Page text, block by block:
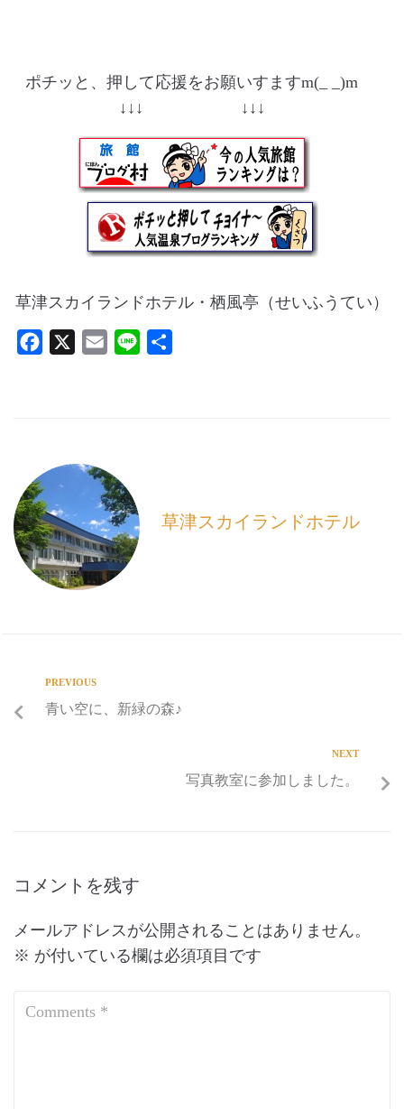
ポチッと、押して応援をお願いすますm(_ _)m
↓↓↓ ↓↓↓
草津スカイランドホテル・栖風亭（せいふうてい）
o
o
k
草津スカイランドホテル
PREVIOUS
青い空に、新緑の森♪
NEXT
写真教室に参加しました。
コメントを残す
メールアドレスが公開されることはありません。
※ が付いている欄は必須項目です